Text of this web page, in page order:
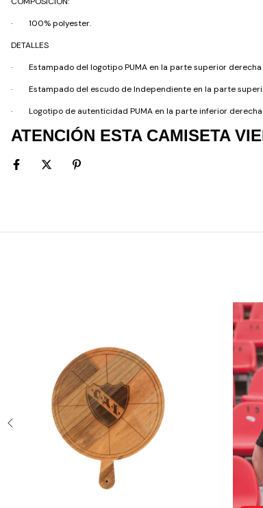
· 100% polyester.
DETALLES
· Estampado del logotipo PUMA en la parte superior
· Estampado del escudo de Independiente en la parte
· Logotipo de autenticidad PUMA en la parte inferior
ATENCIÓN ESTA CAMISETA